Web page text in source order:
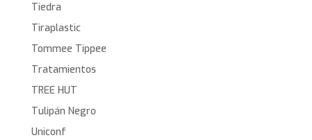
Tiedra
Tiraplastic
Tommee Tippee
Tratamientos
TREE HUT
Tulipán Negro
Uniconf